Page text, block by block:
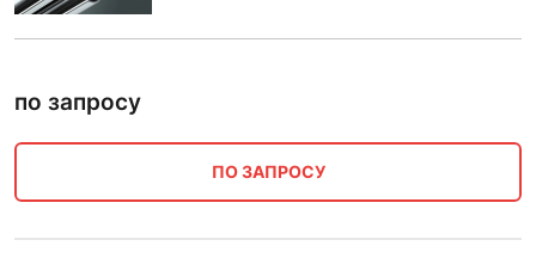
по запросу
ПО ЗАПРОСУ